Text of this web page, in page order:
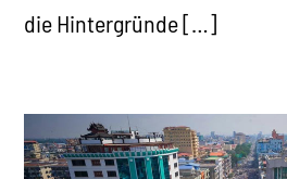
die Hintergründe […]